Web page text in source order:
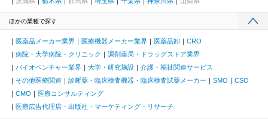
ほかの業種で探す
医薬品メーカー業界 医療機器メーカー業界 医薬品卸
CRO
病院・大学病院・クリニック
調剤薬局・ドラッグストア業界
バイオベンチャー業界
大学・研究施設
介護・福祉関連サービス
その他医療関連
診断薬・臨床検査機器・臨床検査試薬メーカー SMO
CSO
CMO
医療コンサルティング
医療広告代理店・出版社・マーケティング・リサーチ